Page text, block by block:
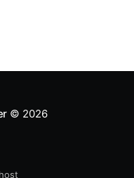
Toyota bekannt,
© 2026